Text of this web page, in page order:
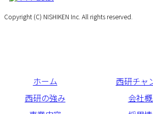
Copyright (C) NISHIKEN Inc. All rights reserved.
ホーム
西研の強み
西研チャ
会社